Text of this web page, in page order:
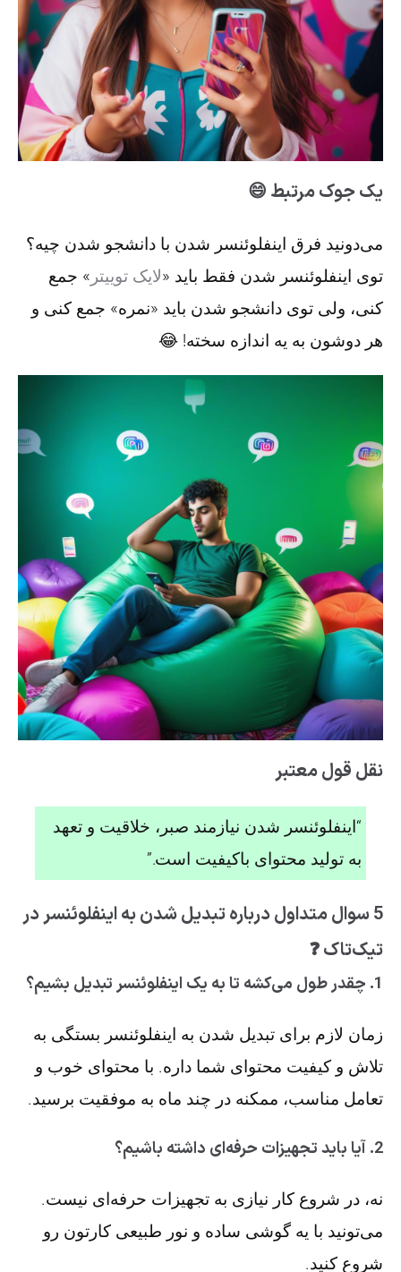
یک جوک مرتبط 😄
می‌دونید فرق اینفلوئنسر شدن با دانشجو شدن چیه؟
توی اینفلوئنسر شدن فقط باید «لایک توییتر » جمع
کنی، ولی توی دانشجو شدن باید «نمره» جمع کنی و
هر دوشون به یه اندازه سخته! 😂
نقل قول معتبر
“اینفلوئنسر شدن نیازمند صبر، خلاقیت و تعهد
به تولید محتوای باکیفیت است.”
5 سوال متداول درباره تبدیل شدن به اینفلوئنسر در
تیک‌تاک ❓
1. چقدر طول می‌کشه تا به یک اینفلوئنسر تبدیل بشیم؟
زمان لازم برای تبدیل شدن به اینفلوئنسر بستگی به
تلاش و کیفیت محتوای شما داره. با محتوای خوب و
تعامل مناسب، ممکنه در چند ماه به موفقیت برسید.
2. آیا باید تجهیزات حرفه‌ای داشته باشیم؟
نه، در شروع کار نیازی به تجهیزات حرفه‌ای نیست.
می‌تونید با یه گوشی ساده و نور طبیعی کارتون رو
شروع کنید.